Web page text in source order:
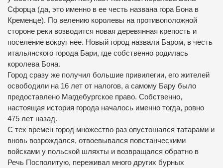
Сфорца (да, это именно в ее честь названа гора Бона в
Кременце). По велению королевы на противоположной
стороне реки возводится новая деревянная крепость и
поселение вокруг нее. Новый город назвали Баром, в честь
итальянского города Бари, где собственно родилась
королева Бона.
Город сразу же получил большие привилегии, его жителей
освободили на 16 лет от налогов, а самому Бару было
предоставлено Магдебургское право. Собственно,
настоящая история города началось именно тогда, ровно
475 лет назад.
С тех времен город множество раз опустошался татарами и
вновь возрождался, отвоевывался повстанческими
войсками у польской шляхты и возвращался обратно в
Речь Посполитую, переживал много других бурных